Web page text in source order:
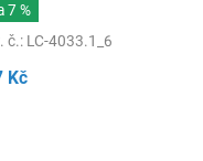
7 %
č.: LC-4033.1_6
Kč